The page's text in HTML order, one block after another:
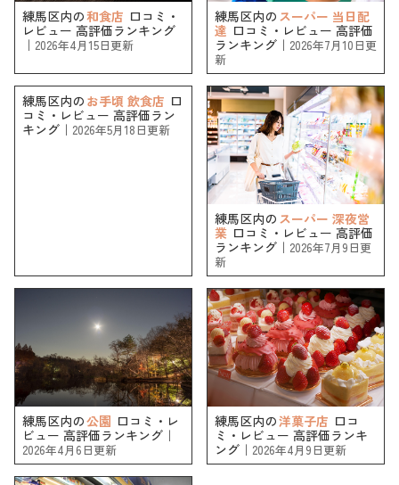
練馬区内の和食店 口コミ・
レビュー 高評価ランキング
｜ 2026年4月15日更新
練馬区内の スーパー 当日配
達 口コミ・レビュー 高評価
ランキング｜ 2026年7月10日更
新
練馬区内の お手頃 飲食店 口
コミ・レビュー 高評価ラン
キング｜ 2026年5月18日更新
練馬区内の スーパー 深夜営
業 口コミ・レビュー 高評価
ランキング｜ 2026年7月9日更
新
練馬区内の公園 口コミ・レ
ビュー 高評価ランキング｜
2026年4月6日更新
練馬区内の洋菓子店 口コ
ミ・レビュー 高評価ランキ
ング｜ 2026年4月9日更新